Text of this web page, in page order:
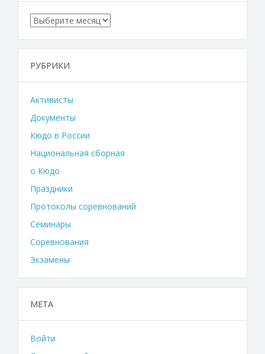
Архивы
РУБРИКИ
Активисты
Документы
Кюдо в России
Национальная сборная
о Кюдо
Праздники
Протоколы соревнований
Семинары
Соревнования
Экзамены
МЕТА
Войти